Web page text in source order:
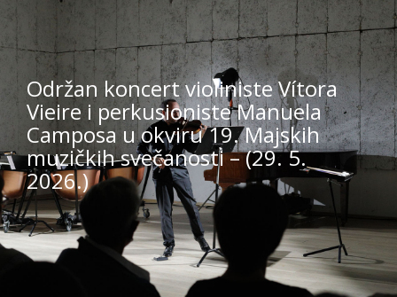
Održan koncert violiniste Vítora
Vieire i perkusioniste Manuela
Camposa u okviru 19. Majskih
muzičkih svečanosti – (29. 5.
2026.)